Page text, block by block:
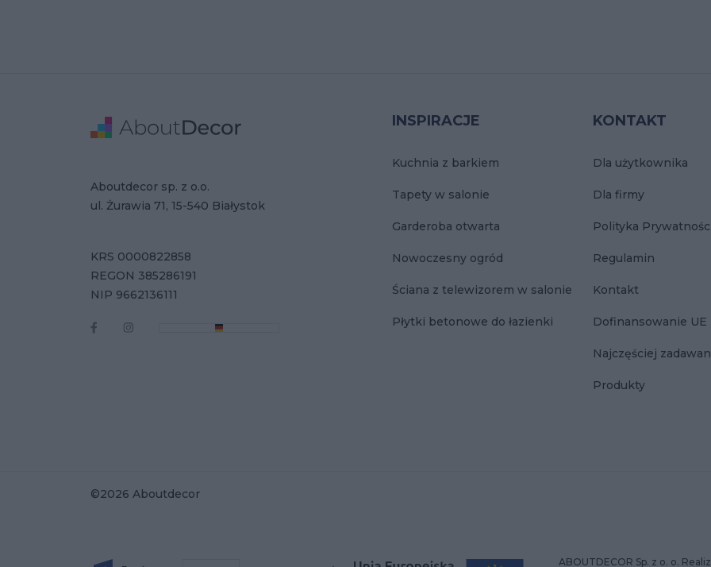
INSPIRACJE
Kuchnia z barkiem
Tapety w salonie
Garderoba otwarta
Nowoczesny ogród
Ściana z telewizorem w salonie
Płytki betonowe do łazienki
KONTAKT
Dla użytkownika
Dla firmy
Polityka
Regulamin
Kontakt
Dofinansowanie UE
Najczęściej
Produkty
Adres
Aboutdecor sp. z o.o.
ul. Żurawia 71, 15-540 Białystok
Dane Firmy
KRS 0000822858
REGON 385286191
NIP 9662136111
©2026 Aboutdecor
ABOUTDECOR Sp. z o. o.